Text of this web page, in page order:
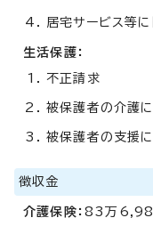
居宅サービス等
生活保護：
不正請求
被保護者の介護
被保護者の支援
徴収金
介護保険： 83万